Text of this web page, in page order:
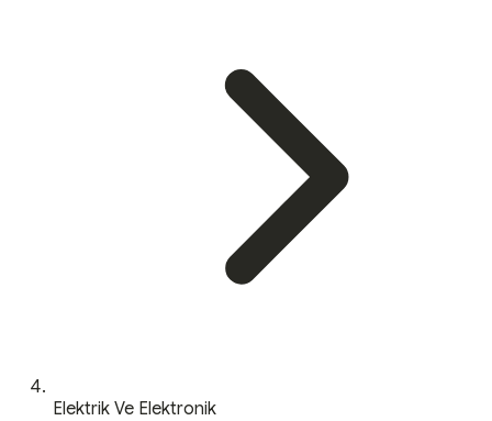
Elektrik Ve Elektronik